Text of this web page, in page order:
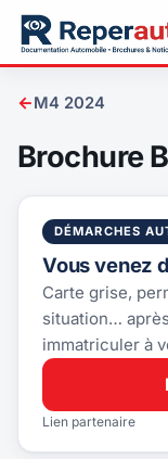
←M4 2024
Brochure
DÉMARCHES
Vous venez
Carte grise,
situation…
immatriculer à
Lien partenaire